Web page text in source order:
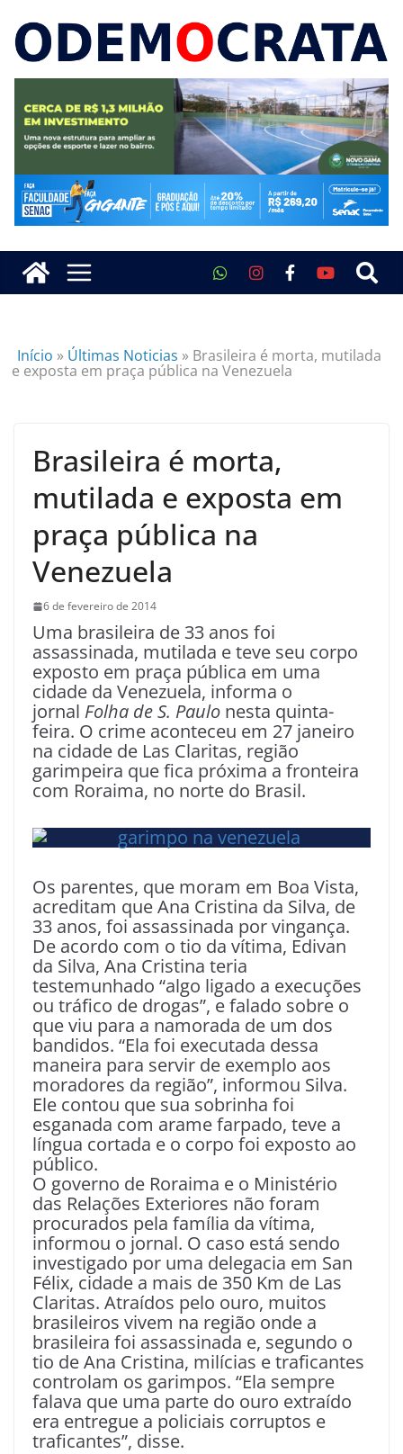
Início » Últimas Noticias » Brasileira é morta, mutilada
e exposta em praça pública na Venezuela
Brasileira é morta,
mutilada e exposta em
praça pública na
Venezuela
6 de fevereiro de 2014
Uma brasileira de 33 anos foi
assassinada, mutilada e teve seu corpo
exposto em praça pública em uma
cidade da Venezuela, informa o
jornal Folha de S. Paulo nesta quinta-
feira. O crime aconteceu em 27 janeiro
na cidade de Las Claritas, região
garimpeira que fica próxima a fronteira
com Roraima, no norte do Brasil.
Os parentes, que moram em Boa Vista,
acreditam que Ana Cristina da Silva, de
33 anos, foi assassinada por vingança.
De acordo com o tio da vítima, Edivan
da Silva, Ana Cristina teria
testemunhado “algo ligado a execuções
ou tráfico de drogas”, e falado sobre o
que viu para a namorada de um dos
bandidos. “Ela foi executada dessa
maneira para servir de exemplo aos
moradores da região”, informou Silva.
Ele contou que sua sobrinha foi
esganada com arame farpado, teve a
língua cortada e o corpo foi exposto ao
público.
O governo de Roraima e o Ministério
das Relações Exteriores não foram
procurados pela família da vítima,
informou o jornal. O caso está sendo
investigado por uma delegacia em San
Félix, cidade a mais de 350 Km de Las
Claritas. Atraídos pelo ouro, muitos
brasileiros vivem na região onde a
brasileira foi assassinada e, segundo o
tio de Ana Cristina, milícias e traficantes
controlam os garimpos. “Ela sempre
falava que uma parte do ouro extraído
era entregue a policiais corruptos e
traficantes”, disse.